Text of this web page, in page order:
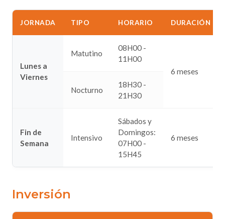
JORNADA TIPO HORARIO DURACIÓN
Lunes a
Viernes
Matutino
08H00 -
11H00
6 meses
Nocturno
18H30 -
21H30
Fin de
Semana
Intensivo
Sábados y
Domingos:
07H00 -
15H45
6 meses
Inversión